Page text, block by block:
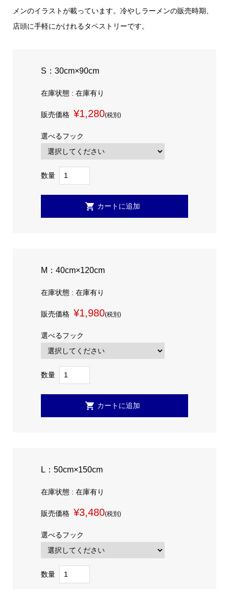
メンのイラストが載っています。冷やしラーメンの販売時期、
店頭に手軽にかけれるタペストリーです。
S：30cm×90cm
在庫状態 : 在庫有り
販売価格 ¥1,280(税別)
選べるフック
数量
M：40cm×120cm
在庫状態 : 在庫有り
販売価格 ¥1,980(税別)
選べるフック
数量
L：50cm×150cm
在庫状態 : 在庫有り
販売価格 ¥3,480(税別)
選べるフック
数量